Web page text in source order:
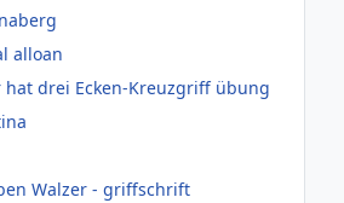
alloan
hat drei Ecken-Kreuzgriff übung
Walzer - griffschrift